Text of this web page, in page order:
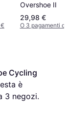
Overshoe II
29,98 €
O 3 pagamenti di
Cycling
è
3 negozi.